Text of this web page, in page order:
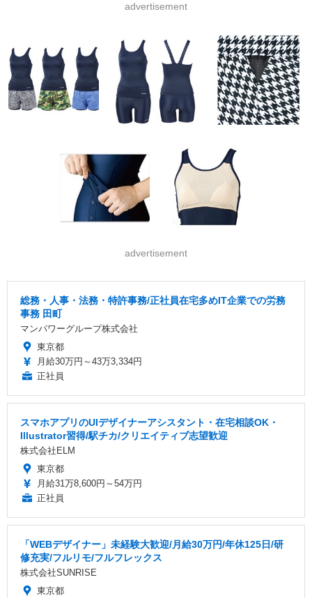
advertisement
advertisement
総務・人事・法務・特許事務/正社員在宅多めIT企業での労務
事務 田町
マンパワーグループ株式会社
東京都
月給30万円～43万3,334円
正社員
スマホアプリのUIデザイナーアシスタント・在宅相談OK・
Illustrator習得/駅チカ/クリエイティブ志望歓迎
株式会社ELM
東京都
月給31万8,600円～54万円
正社員
「WEBデザイナー」未経験大歓迎/月給30万円/年休125日/研
修充実/フルリモ/フルフレックス
株式会社SUNRISE
東京都